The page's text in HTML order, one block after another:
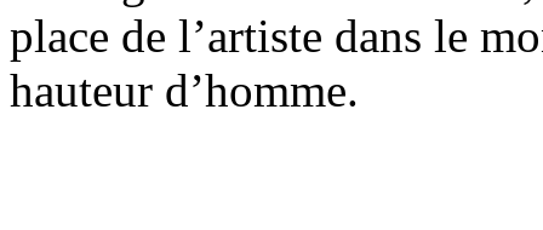
place de l’artiste dans le
hauteur d’homme.